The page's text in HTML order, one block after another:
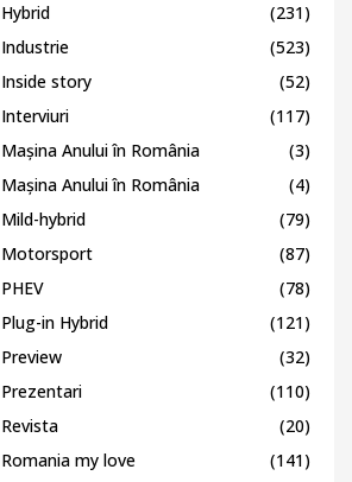
Hybrid
(231)
Industrie
(523)
Inside story
(52)
Interviuri
(117)
Mașina Anului în România
(3)
Mașina Anului în România
(4)
Mild-hybrid
(79)
Motorsport
(87)
PHEV
(78)
Plug-in Hybrid
(121)
Preview
(32)
Prezentari
(110)
Revista
(20)
Romania my love
(141)